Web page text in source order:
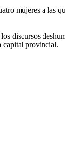
mujeres a las
discursos
capital provincial.